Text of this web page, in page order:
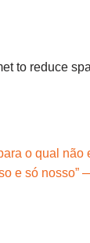
to reduce
o qual não
e só nosso”